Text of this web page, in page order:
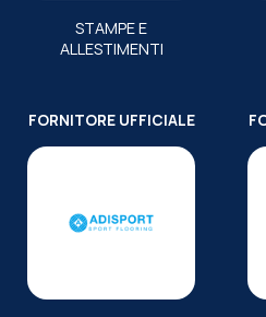
STAMPE E
ALLESTIMENTI
FORNITORE UFFICIALE